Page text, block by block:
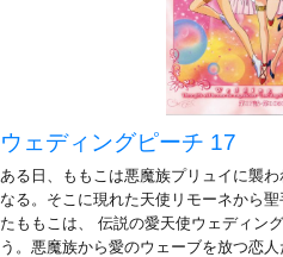
ウェディングピーチ 17
ある日、ももこは悪魔族プリュイに襲
なる。そこに現れた天使リモーネから
たももこは、 伝説の愛天使ウェディン
う。悪魔族から愛のウェーブを放つ恋